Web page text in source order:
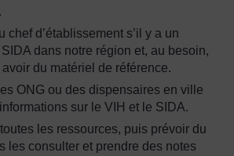
d’établissement s’il y a un
dans notre région et, au besoin,
avoir du matériel de référence.
ONG ou des dispensaires en ville
sur le VIH et le SIDA.
les ressources, puis prévoir du
les consulter et prendre des notes